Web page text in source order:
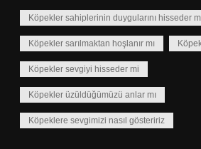
Köpekler sahiplerinin duygularını hisseder
Köpekler sarılmaktan hoşlanır mı
Köpekler sevgiyi hisseder mi
Köpekler üzüldüğümüzü anlar mı
Köpeklere sevgimizi nasıl gösteririz